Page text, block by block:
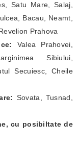
Satu Mare, Salaj,
Bacau, Neamt,
Prahova
Valea Prahovei,
Sibiului,
Secuiesc, Cheile
Sovata, Tusnad,
cu posibiltate de